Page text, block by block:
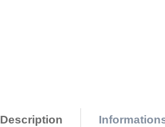
Description